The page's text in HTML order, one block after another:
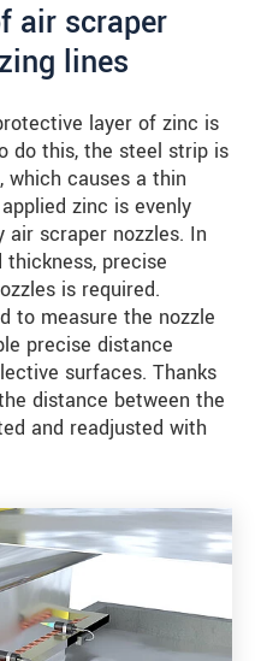
air scraper
lines
layer of zinc is
do this, the steel strip is
which causes a thin
zinc is evenly
scraper nozzles. In
precise
is required.
to measure the nozzle
precise distance
surfaces. Thanks
distance between the
and readjusted with